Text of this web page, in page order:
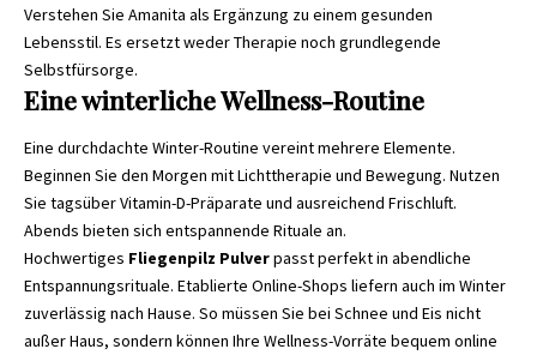
Verstehen Sie Amanita als Ergänzung zu einem gesunden
Lebensstil. Es ersetzt weder Therapie noch grundlegende
Selbstfürsorge.
Eine winterliche Wellness-Routine
Eine durchdachte Winter-Routine vereint mehrere Elemente.
Beginnen Sie den Morgen mit Lichttherapie und Bewegung. Nutzen
Sie tagsüber Vitamin-D-Präparate und ausreichend Frischluft.
Abends bieten sich entspannende Rituale an.
Hochwertiges Fliegenpilz Pulverpasst perfekt in abendliche
Entspannungsrituale. Etablierte Online-Shops liefern auch im Winter
zuverlässig nach Hause. So müssen Sie bei Schnee und Eis nicht
außer Haus, sondern können Ihre Wellness-Vorräte bequem online